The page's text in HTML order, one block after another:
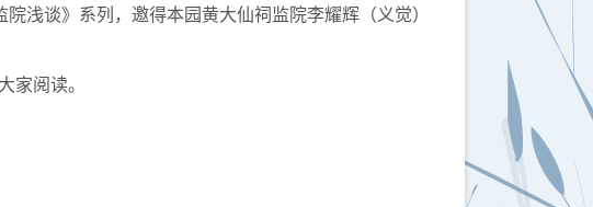
浅谈》系列，邀得本园黄大仙祠监院李耀辉（义觉）
阅读。